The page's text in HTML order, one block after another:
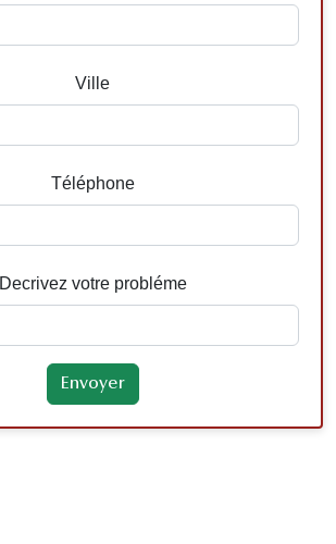
Ville
Téléphone
Decrivez votre probléme